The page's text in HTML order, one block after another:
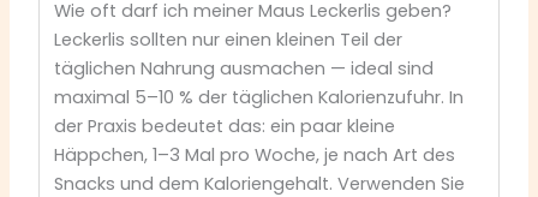
Wie oft darf ich meiner Maus Leckerlis geben?
Leckerlis sollten nur einen kleinen Teil der
täglichen Nahrung ausmachen — ideal sind
maximal 5–10 % der täglichen Kalorienzufuhr. In
der Praxis bedeutet das: ein paar kleine
Häppchen, 1–3 Mal pro Woche, je nach Art des
Snacks und dem Kaloriengehalt. Verwenden Sie